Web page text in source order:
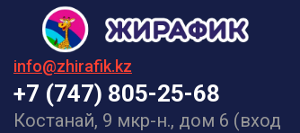
info@zhirafik.kz
+7 (747) 805-25-68
Костанай, 9 мкр-н., дом 6 (вход